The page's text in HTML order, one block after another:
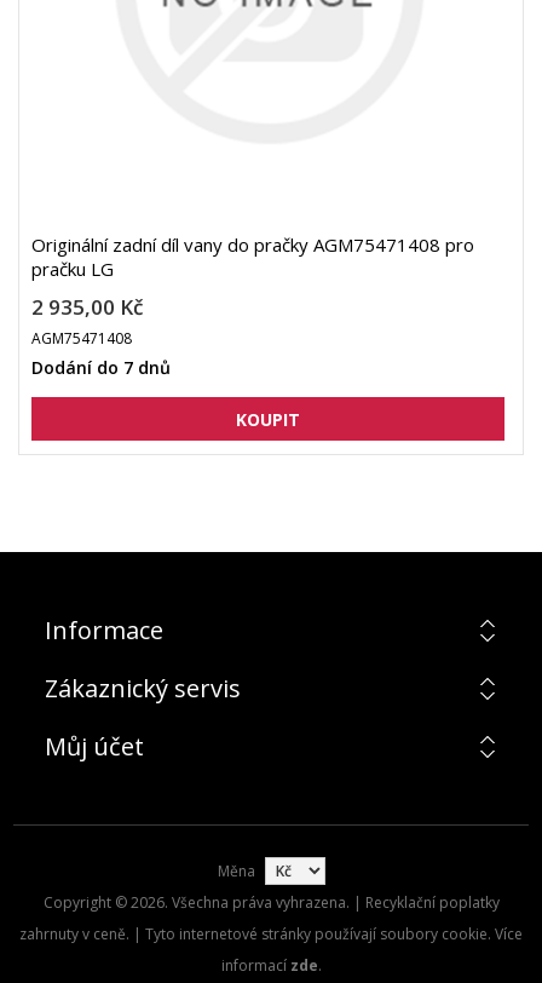
Originální zadní díl vany do pračky AGM75471408 pro
pračku LG
2 935,00 Kč
AGM75471408
Dodání do 7 dnů
Informace
Zákaznický servis
Můj účet
Měna
Copyright © 2026. Všechna práva vyhrazena. | Recyklační poplatky
zahrnuty v ceně. | Tyto internetové stránky používají soubory cookie. Více
informací zde.